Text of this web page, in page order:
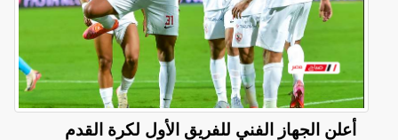
أعلن الجهاز الفني للفريق الأول لكرة القدم